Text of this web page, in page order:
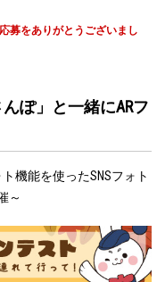
募をありがとうございまし
ぽ」と一緒にARフ
機能を使ったSNSフォト
～